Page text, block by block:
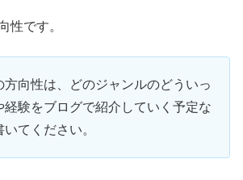
性です。
方向性は、どのジャンルのどういっ
経験をブログで紹介していく予定な
てください。